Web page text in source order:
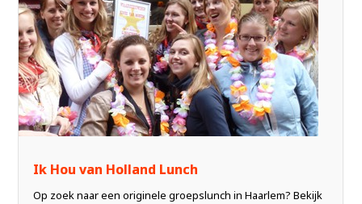
Ik Hou van Holland Lunch
Op zoek naar een originele groepslunch in Haarlem? Bekijk